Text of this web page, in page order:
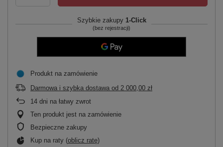
Szybkie zakupy 1-Click
(bez rejestracji)
Produkt na zamówienie
Darmowa i szybka dostawa od 2 000,00 zł
14 dni na łatwy zwrot
Ten produkt jest na zamówienie
Bezpieczne zakupy
Kup na raty (oblicz ratę)